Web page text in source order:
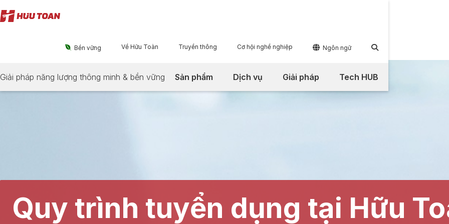
 Bền vững Về Hữu Toàn Truyền thông Cơ hội nghề nghiệp  Ngôn ngữ 
Sản phẩm Dịch vụ Giải pháp Tech HUB
Giải pháp năng lượng thông minh & bền vững
Quy trình tuyển dụng tại Hữu